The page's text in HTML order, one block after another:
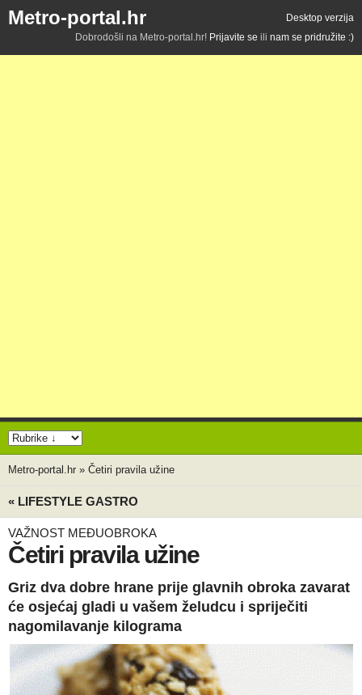
Metro-portal.hr
Desktop verzija
Dobrodošli na Metro-portal.hr! Prijavite se ili nam se pridružite :)
Metro-portal.hr » Četiri pravila užine
« LIFESTYLE GASTRO
VAŽNOST MEĐUOBROKA
Četiri pravila užine
Griz dva dobre hrane prije glavnih obroka zavarat
će osjećaj gladi u vašem želudcu i spriječiti
nagomilavanje kilograma